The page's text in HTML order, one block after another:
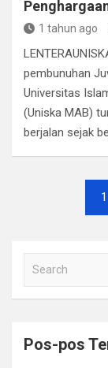
1 tahun ago
pembunuhan
Universitas
(Uniska MAB)
berjalan sejak
1
a
c
Pos-pos